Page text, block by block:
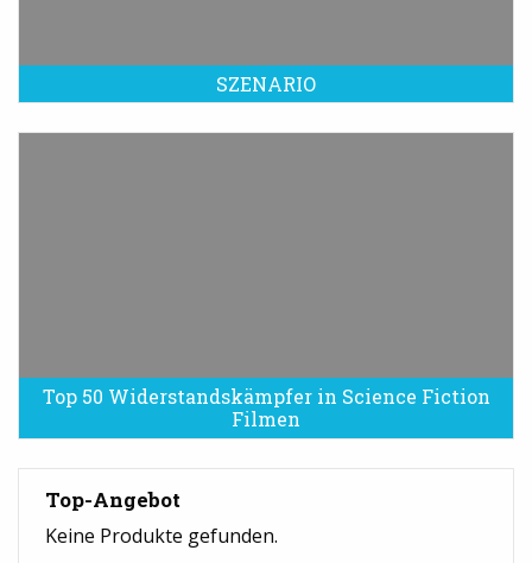
SZENARIO
Top 50 Widerstandskämpfer in Science Fiction
Filmen
Top-Angebot
Keine Produkte gefunden.